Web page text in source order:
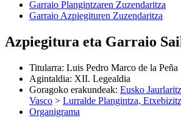
Garraio Plangintzaren Zuzendaritza
Garraio Azpiegituren Zuzendaritza
Azpiegitura eta Garraio
Titularra: Luis Pedro Marco de la Peña
Agintaldia: XII. Legealdia
Goragoko erakundeak: Eusko
Vasco > Lurralde Plangintza,
Organigrama